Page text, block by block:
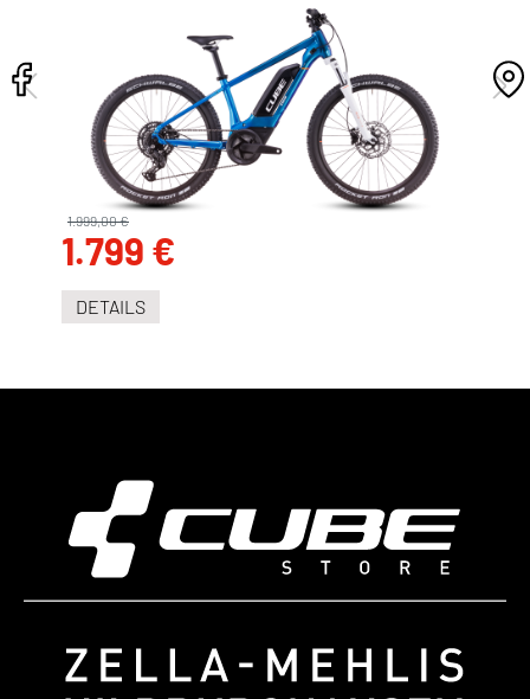
1.799 €
1.999,00 €
DETAILS